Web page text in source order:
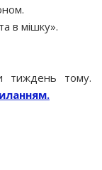
в мішку».
тиждень тому.